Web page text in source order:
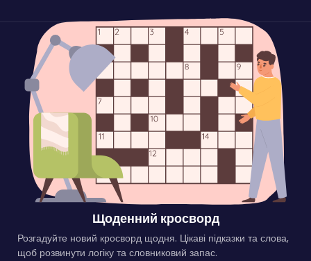
Щоденний кросворд
Розгадуйте новий кросворд щодня. Цікаві підказки та слова,
щоб розвинути логіку та словниковий запас.